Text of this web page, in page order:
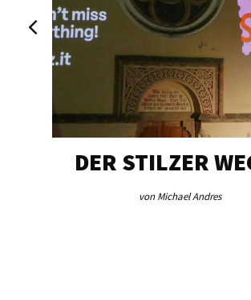
DER STILZER
von Michael Andres